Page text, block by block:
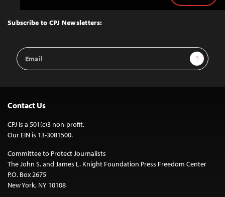
Top
Subscribe to CPJ Newsletters:
Email
Address
Sign Up
Contact Us
CPJ is a 501(c)3 non-profit.
Our EIN is 13-3081500.
Committee to Protect Journalists
The John S. and James L. Knight Foundation Press Freedom Center
P.O. Box 2675
New York, NY 10108